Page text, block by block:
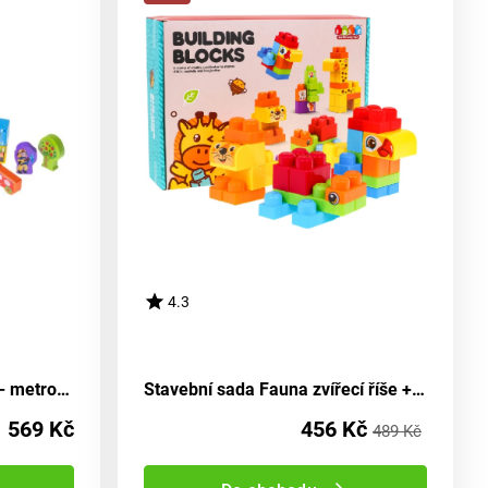
Dřevěné krychle v nádobě - metropole 100 kusů
569 Kč
4.3
Stavební sada Fauna zvířecí říše + samolepky
456 Kč 489 Kč